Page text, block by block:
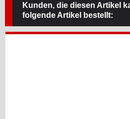
Kunden, die diesen Artikel
folgende Artikel bestellt: